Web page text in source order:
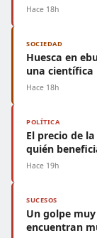
Hace 18h
SOCIEDAD
Huesca en
una científica
Hace 18h
POLÍTICA
El precio de
quién
Hace 19h
SUCESOS
Un golpe
encuentran